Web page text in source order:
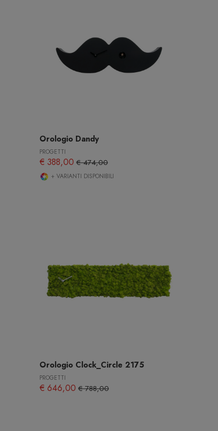
Orologio Dandy
PROGETTI
€ 388,00€ 474,00
+ VARIANTI DISPONIBILI
Orologio Clock_Circle 2175
PROGETTI
€ 646,00€ 788,00